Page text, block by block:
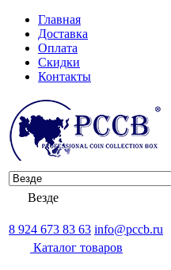
Главная
Доставка
Оплата
Скидки
Контакты
Везде
8 924 673 83 63 info@pccb.ru
Каталог товаров